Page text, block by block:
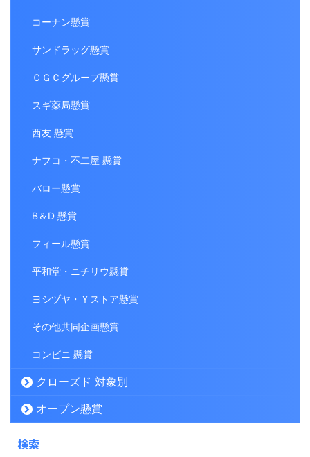
コーナン懸賞
サンドラッグ懸賞
ＣＧＣグループ懸賞
スギ薬局懸賞
西友 懸賞
ナフコ・不二屋 懸賞
バロー懸賞
B＆D 懸賞
フィール懸賞
平和堂・ニチリウ懸賞
ヨシヅヤ・Ｙストア懸賞
その他共同企画懸賞
コンビニ 懸賞
クローズド 対象別
オープン懸賞
検索